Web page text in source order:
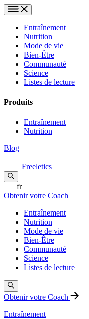
Entraînement
Nutrition
Mode de vie
Bien-Être
Communauté
Science
Listes de lecture
Produits
Entraînement
Nutrition
Blog
Freeletics
fr
Obtenir votre Coach
Entraînement
Nutrition
Mode de vie
Bien-Être
Communauté
Science
Listes de lecture
Obtenir votre Coach
Entraînement